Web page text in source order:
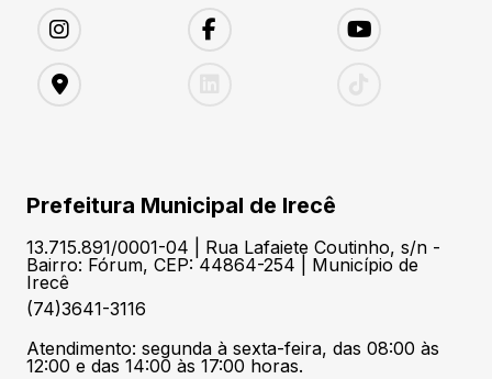
Prefeitura Municipal de Irecê
13.715.891/0001-04 | Rua Lafaiete Coutinho, s/n -
Bairro: Fórum, CEP: 44864-254 | Município de
Irecê
(74)3641-3116
Atendimento: segunda à sexta-feira, das 08:00 às
12:00 e das 14:00 às 17:00 horas.